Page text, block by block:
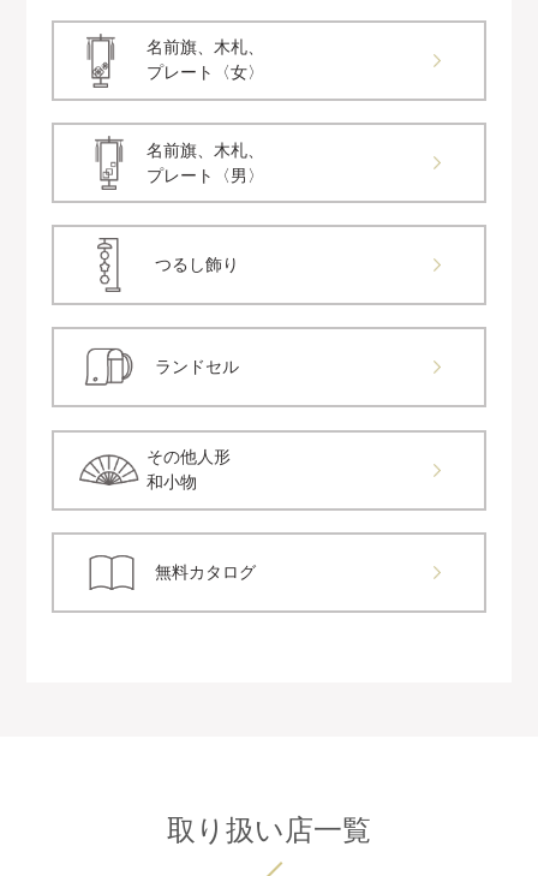
名前旗、木札、
プレート〈女〉
名前旗、木札、
プレート〈男〉
つるし飾り
ランドセル
その他人形
和小物
無料カタログ
取り扱い店一覧